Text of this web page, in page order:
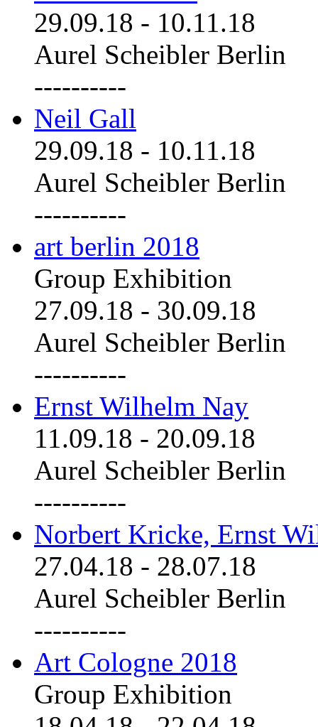
29.09.18 - 10.11.18
Aurel Scheibler Berlin
----------
Neil Gall
29.09.18 - 10.11.18
Aurel Scheibler Berlin
----------
art berlin 2018
Group Exhibition
27.09.18 - 30.09.18
Aurel Scheibler Berlin
----------
Ernst Wilhelm Nay
11.09.18 - 20.09.18
Aurel Scheibler Berlin
----------
Norbert Kricke, Ernst
27.04.18 - 28.07.18
Aurel Scheibler Berlin
----------
Art Cologne 2018
Group Exhibition